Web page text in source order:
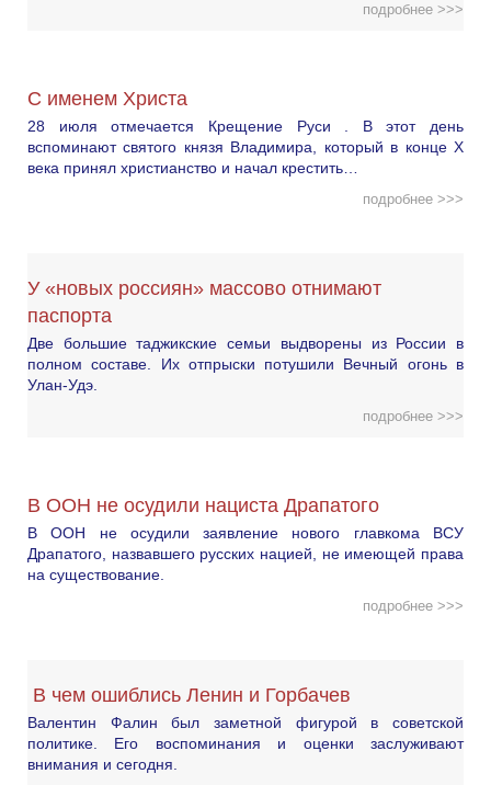
подробнее >>>
С именем Христа
28 июля отмечается Крещение Руси . В этот день
вспоминают святого князя Владимира, который в конце X
века принял христианство и начал крестить…
подробнее >>>
У «новых россиян» массово отнимают
паспорта
Две большие таджикские семьи выдворены из России в
полном составе. Их отпрыски потушили Вечный огонь в
Улан-Удэ.
подробнее >>>
В ООН не осудили нациста Драпатого
В ООН не осудили заявление нового главкома ВСУ
Драпатого, назвавшего русских нацией, не имеющей права
на существование.
подробнее >>>
В чем ошиблись Ленин и Горбачев
Валентин Фалин был заметной фигурой в советской
политике. Его воспоминания и оценки заслуживают
внимания и сегодня.